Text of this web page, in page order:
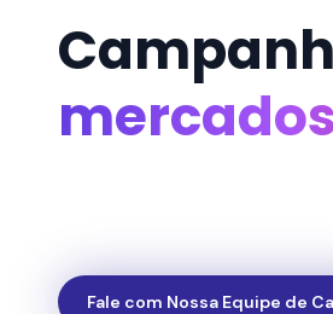
Fale com Nossa Equipe de